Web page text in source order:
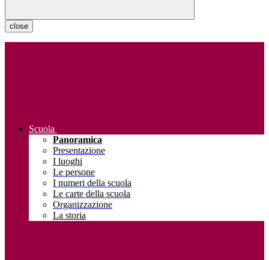
close
Scuola
Panoramica
Presentazione
I luoghi
Le persone
I numeri della scuola
Le carte della scuola
Organizzazione
La storia